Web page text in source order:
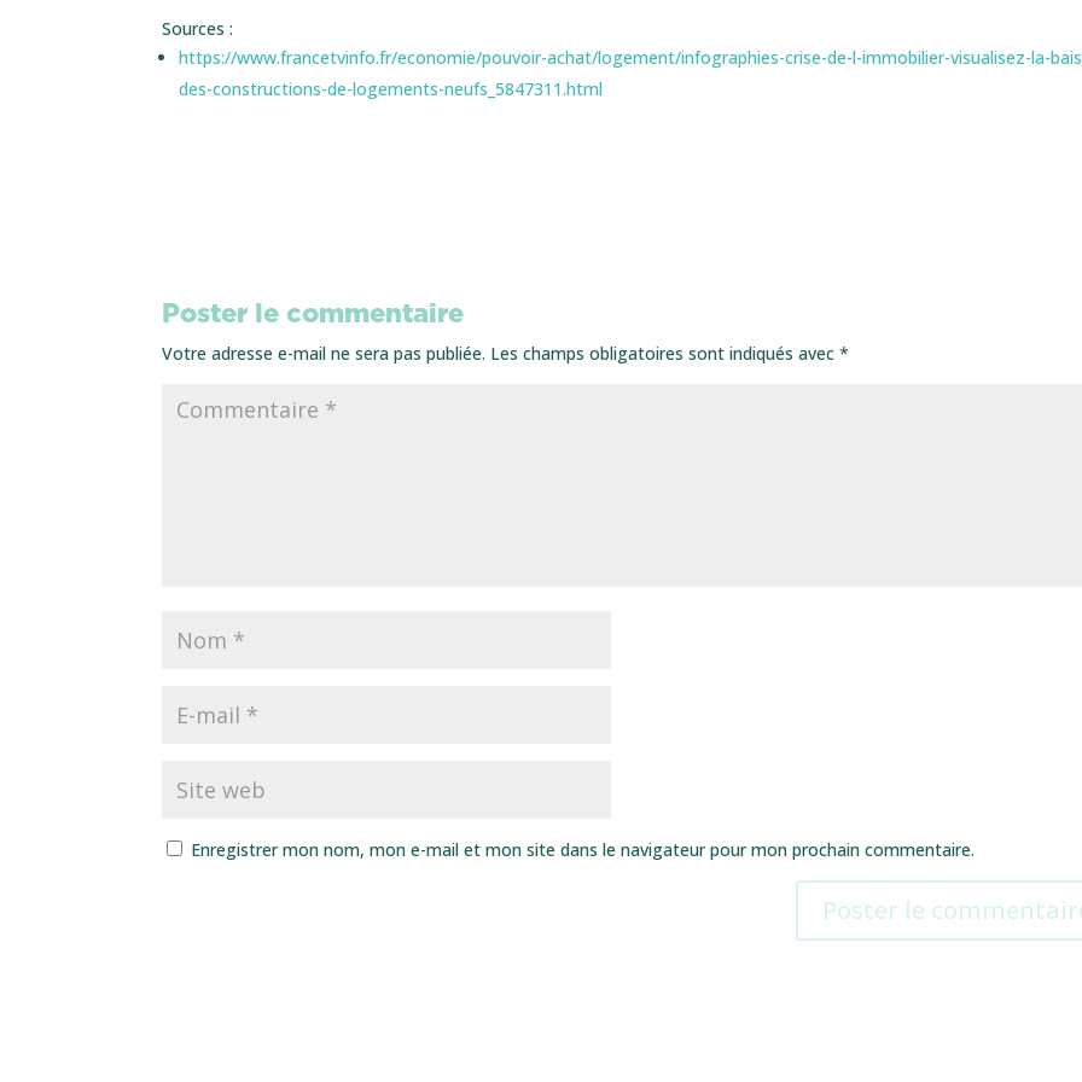
Sources :
https://www.francetvinfo.fr/economie/pouvoir-achat/logement/infographies-crise-de-l-immobilier-visualisez-la-
des-constructions-de-logements-neufs_5847311.html
Poster le commentaire
Votre adresse e-mail ne sera pas publiée. Les champs obligatoires sont indiqués avec*
Enregistrer mon nom, mon e-mail et mon site dans le navigateur pour mon prochain commentaire.